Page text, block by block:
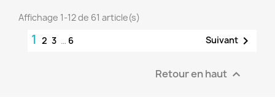
Affichage 1-12 de 61 article(s)
1 2 3 … 6 Suivant 
Retour en haut 